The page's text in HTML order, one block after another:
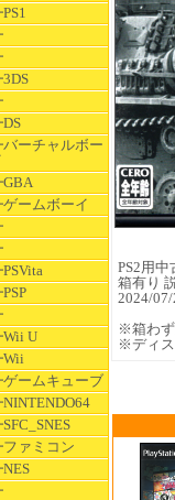
バーチャルボー
ゲームボーイ
U
ゲームキューブ
ファミコン
PS2用中
箱有り
2024/07/
※箱わず
※ディス